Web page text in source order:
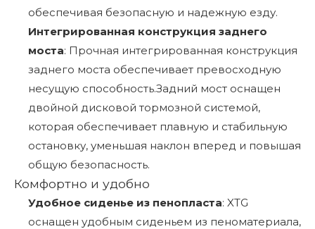
обеспечивая безопасную и надежную езду.
Интегрированная конструкция заднего
моста: Прочная интегрированная конструкция
заднего моста обеспечивает превосходную
несущую способность.Задний мост оснащен
двойной дисковой тормозной системой,
которая обеспечивает плавную и стабильную
остановку, уменьшая наклон вперед и повышая
общую безопасность.
Комфортно и удобно
Удобное сиденье из пенопласта: XTG
оснащен удобным сиденьем из пеноматериала,